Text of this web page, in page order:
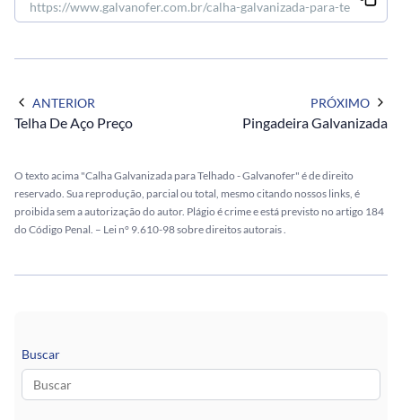
ANTERIOR
Telha De Aço Preço
PRÓXIMO
Pingadeira Galvanizada
O texto acima "Calha Galvanizada para Telhado - Galvanofer" é de direito
reservado. Sua reprodução, parcial ou total, mesmo citando nossos links, é
proibida sem a autorização do autor. Plágio é crime e está previsto no artigo 184
do Código Penal. – Lei n° 9.610-98 sobre direitos autorais
Buscar